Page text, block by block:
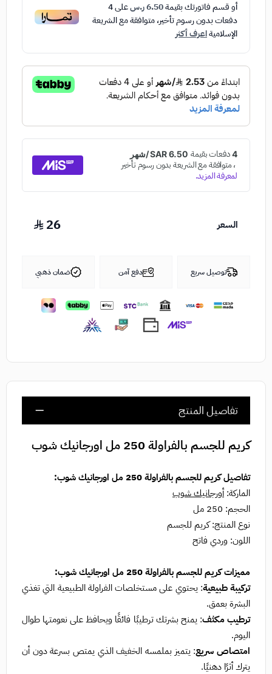
أو قسم فاتورتك بقيمة6.50 ر.س على4
دفعات بدون رسوم تأخير، متوافقة مع الشريعة
الإسلاميةاعرف أكثر
السعر 26
توصيل سريع دفع آمن ضمان ذهبي
تفاصيل المنتج
كريم للجسم بالفراولة 250 مل اورجانيك شوب
تفاصيل كريم للجسم بالفراولة 250 مل اورجانيك شوب:
الماركة:أورجانيك شوب
الحجم: 250 مل
نوع المنتج: كريم للجسم
اللون: وردي فاتح
مميزات كريم للجسم بالفراولة 250 مل اورجانيك شوب:
تركيبة طبيعية: يحتوي على مستخلصات الفراولة الطبيعية التي تغذي
البشرة بعمق.
ترطيب مكثف: يمنح بشرتك ترطيبًا فائقًا ويحافظ على نعومتها طوال
اليوم.
امتصاص سريع: يتميز بملمسه الخفيف الذي يمتص بسرعة دون أن
يترك أثرًا دهنيًا.